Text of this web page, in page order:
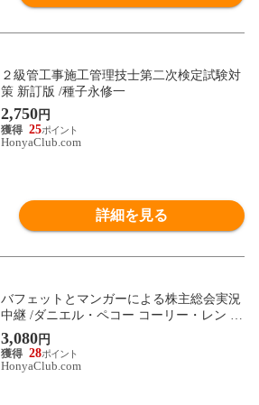
２級管工事施工管理技士第二次検定試験対
策 新訂版 /種子永修一
2,750円
25
HonyaClub.com
詳細を見る
バフェットとマンガーによる株主総会実況
中継 /ダニエル・ペコー コーリー・レン 長
岡半太郎
3,080円
28
HonyaClub.com